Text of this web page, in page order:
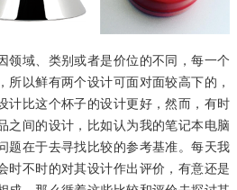
领域、类别或者是价位的不同，每一个
以鲜有两个设计可面对面较高下的，
计比这个杯子的设计更好，然而，有时
之间的设计，比如认为我的笔记本电脑
题在于去寻找比较的参考基准。每天我
时不时的对其设计作出评价，有意还是